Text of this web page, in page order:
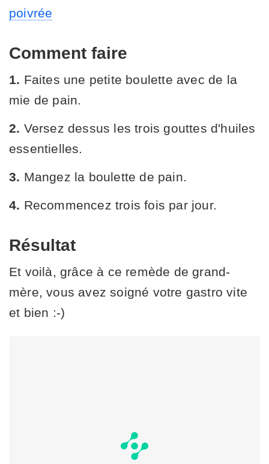
poivrée
Comment faire
1. Faites une petite boulette avec de la
mie de pain.
2. Versez dessus les trois gouttes d'huiles
essentielles.
3. Mangez la boulette de pain.
4. Recommencez trois fois par jour.
Résultat
Et voilà, grâce à ce remède de grand-
mère, vous avez soigné votre gastro vite
et bien :-)